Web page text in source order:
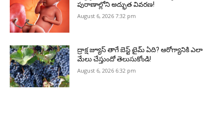
పురాణాల్లోని అద్భుత వివరణ!
August 6, 2026 7:32 pm
ద్రాక్ష జ్యూస్ తాగే బెస్ట్ టైమ్ ఏది? ఆరోగ్యానికి ఎలా
మేలు చేస్తుందో తెలుసుకోండి!
August 6, 2026 6:32 pm